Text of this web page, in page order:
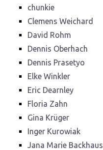
chunkie
Clemens Weichard
David Rohm
Dennis Oberhach
Dennis Prasetyo
Elke Winkler
Eric Dearnley
Floria Zahn
Gina Krüger
Inger Kurowiak
Jana Marie Backhaus